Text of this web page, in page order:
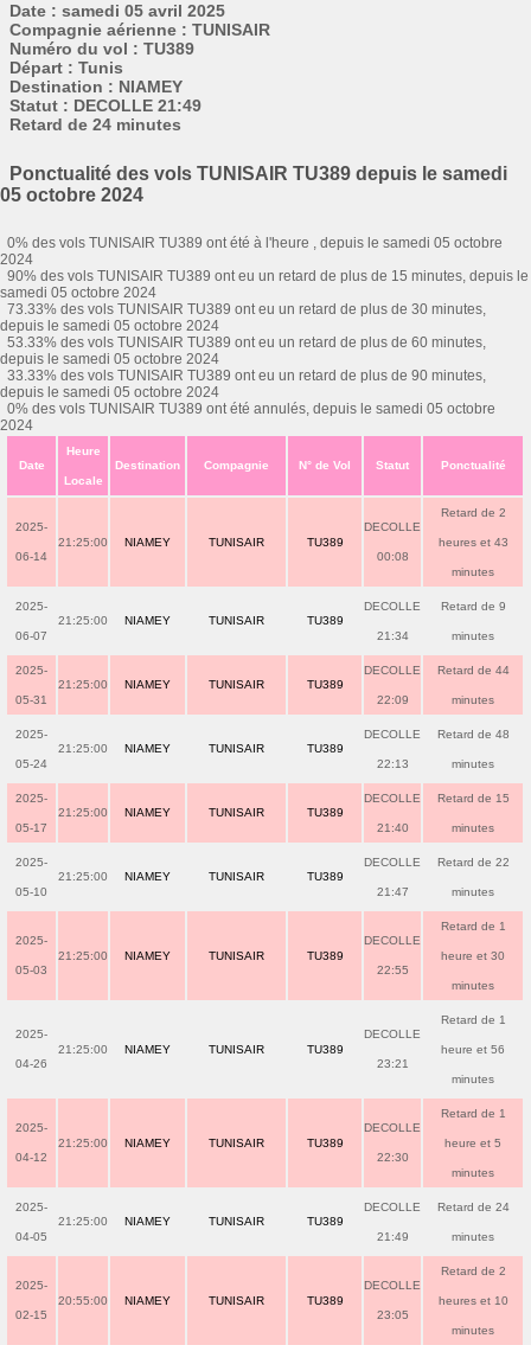
Date : samedi 05 avril 2025
Compagnie aérienne : TUNISAIR
Numéro du vol : TU389
Départ : Tunis
Destination : NIAMEY
Statut : DECOLLE 21:49
Retard de 24 minutes
Ponctualité des vols TUNISAIR TU389 depuis le samedi
05 octobre 2024
0% des vols TUNISAIR TU389 ont été à l'heure , depuis le samedi 05 octobre
2024
90% des vols TUNISAIR TU389 ont eu un retard de plus de 15 minutes, depuis le
samedi 05 octobre 2024
73.33% des vols TUNISAIR TU389 ont eu un retard de plus de 30 minutes,
depuis le samedi 05 octobre 2024
53.33% des vols TUNISAIR TU389 ont eu un retard de plus de 60 minutes,
depuis le samedi 05 octobre 2024
33.33% des vols TUNISAIR TU389 ont eu un retard de plus de 90 minutes,
depuis le samedi 05 octobre 2024
0% des vols TUNISAIR TU389 ont été annulés, depuis le samedi 05 octobre
2024
Date
Heure
Locale
Destination Compagnie N° de Vol Statut Ponctualité
2025-
06-14
21:25:00 NIAMEY TUNISAIR TU389
DECOLLE
00:08
Retard de 2
heures et 43
minutes
2025-
06-07
21:25:00 NIAMEY TUNISAIR TU389
DECOLLE
21:34
Retard de 9
minutes
2025-
05-31
21:25:00 NIAMEY TUNISAIR TU389
DECOLLE
22:09
Retard de 44
minutes
2025-
05-24
21:25:00 NIAMEY TUNISAIR TU389
DECOLLE
22:13
Retard de 48
minutes
2025-
05-17
21:25:00 NIAMEY TUNISAIR TU389
DECOLLE
21:40
Retard de 15
minutes
2025-
05-10
21:25:00 NIAMEY TUNISAIR TU389
DECOLLE
21:47
Retard de 22
minutes
2025-
05-03
21:25:00 NIAMEY TUNISAIR TU389
DECOLLE
22:55
Retard de 1
heure et 30
minutes
2025-
04-26
21:25:00 NIAMEY TUNISAIR TU389
DECOLLE
23:21
Retard de 1
heure et 56
minutes
2025-
04-12
21:25:00 NIAMEY TUNISAIR TU389
DECOLLE
22:30
Retard de 1
heure et 5
minutes
2025-
04-05
21:25:00 NIAMEY TUNISAIR TU389
DECOLLE
21:49
Retard de 24
minutes
2025-
02-15
20:55:00 NIAMEY TUNISAIR TU389
DECOLLE
23:05
Retard de 2
heures et 10
minutes